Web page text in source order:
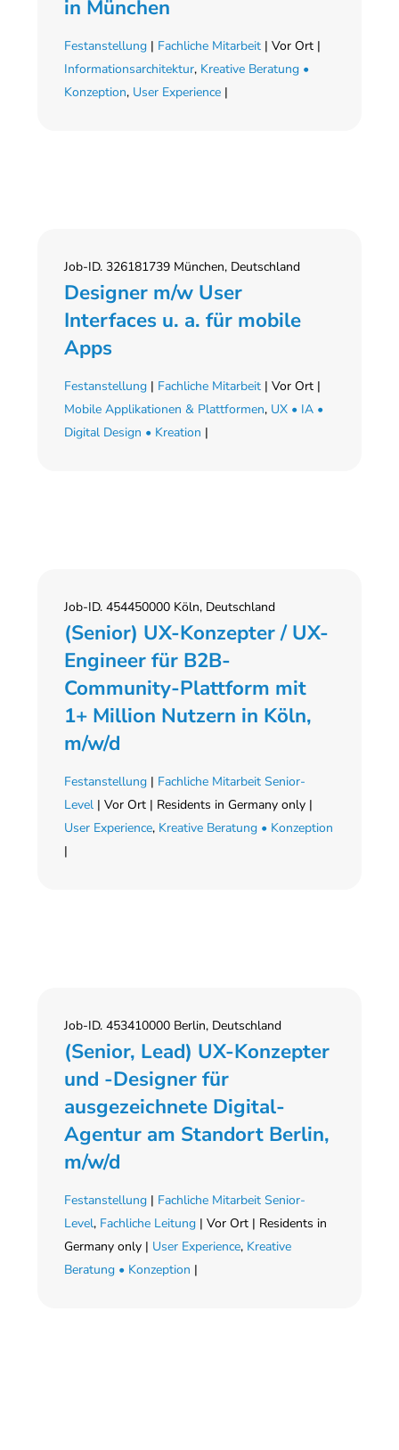
in München
Festanstellung | Fachliche Mitarbeit | Vor Ort |
Informationsarchitektur, Kreative Beratung •
Konzeption, User Experience |
Job-ID. 326181739 München, Deutschland
Designer m/w User
Interfaces u. a. für mobile
Apps
Festanstellung | Fachliche Mitarbeit | Vor Ort |
Mobile Applikationen & Plattformen, UX • IA •
Digital Design • Kreation |
Job-ID. 454450000 Köln, Deutschland
(Senior) UX-Konzepter / UX-
Engineer für B2B-
Community-Plattform mit
1+ Million Nutzern in Köln,
m/w/d
Festanstellung | Fachliche Mitarbeit Senior-
Level | Vor Ort | Residents in Germany only |
User Experience, Kreative Beratung • Konzeption
|
Job-ID. 453410000 Berlin, Deutschland
(Senior, Lead) UX-Konzepter
und -Designer für
ausgezeichnete Digital-
Agentur am Standort Berlin,
m/w/d
Festanstellung | Fachliche Mitarbeit Senior-
Level, Fachliche Leitung | Vor Ort | Residents in
Germany only | User Experience, Kreative
Beratung • Konzeption |